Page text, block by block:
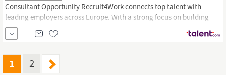
Consultant Opportunity Recruit4Work connects top talent with
leading employers across Europe. With a strong focus on building
lasting relationships, we specialize in recruitment for technical,
operational, commercial, and
positions. Our team
1 2